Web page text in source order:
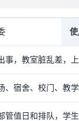
事，教室脏乱差，
、宿舍、校门、教
管值日和排队，学